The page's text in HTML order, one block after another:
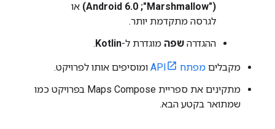
("Marshmallow";‏ Android 6.0)
או
לגרסה מתקדמת יותר.
ההגדרה שפה מוגדרת ל-Kotlin
.
מקבלים מפתח API
ומוסיפים אותו לפרויקט.
מתקינים את ספריית Maps Compose בפרויקט כמו
שמתואר בקטע הבא.